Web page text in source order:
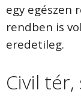
egy egészen
rendben is
eredetileg.
Civil